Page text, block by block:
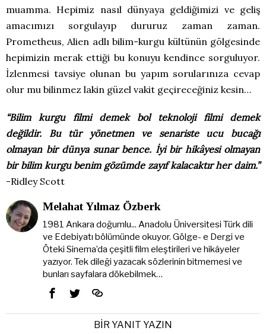
muamma. Hepimiz nasıl dünyaya geldiğimizi ve geliş
amacımızı sorgulayıp dururuz zaman zaman.
Prometheus, Alien adlı bilim-kurgu kültünün gölgesinde
hepimizin merak ettiği bu konuyu kendince sorguluyor.
İzlenmesi tavsiye olunan bu yapım sorularınıza cevap
olur mu bilinmez lakin güzel vakit geçireceğiniz kesin…
“Bilim kurgu filmi demek bol teknoloji filmi demek
değildir. Bu tür yönetmen ve senariste ucu bucağı
olmayan bir dünya sunar bence. İyi bir hikâyesi olmayan
bir bilim kurgu benim gözümde zayıf kalacaktır her daim.”
-Ridley Scott
Melahat Yılmaz Özberk
1981 Ankara doğumlu... Anadolu Üniversitesi Türk dili
ve Edebiyatı bölümünde okuyor. Gölge- e Dergi ve
Öteki Sinema’da çeşitli film eleştirileri ve hikâyeler
yazıyor. Tek dileği yazacak sözlerinin bitmemesi ve
bunları sayfalara dökebilmek…
BIR YANIT YAZIN